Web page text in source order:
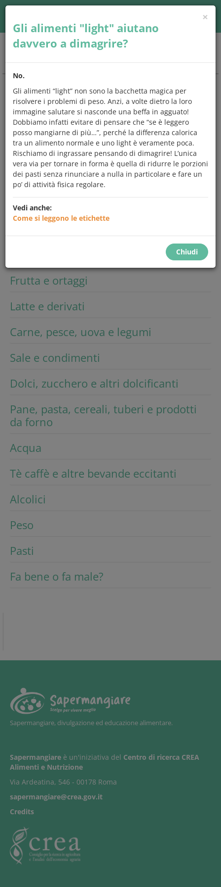
CHIEDOEMANGIO
Una risposta atutto quello che
avrestisemprevoluto chiederesugli
alimenti e l'alimentazione.
Scegli un argomento che preferisci,controlla se tra le
domande c'è quella che ti interessae leggi subito la
risposta,oppure prova a digitare una parola
Cerca
Frutta e ortaggi
Latte e derivati
Carne, pesce, uova e legumi
Sale e condimenti
Dolci, zucchero e altri dolcificanti
Pane, pasta, cereali, tuberi e prodotti
da forno
Acqua
Tè caffè e altre bevande eccitanti
Alcolici
Peso
Pasti
Fa bene o fa male?
Sapermangiare, divulgazione ed educazione alimentare.
Sapermangiare è un'iniziativa del Centro di ricerca CREA
Alimenti e Nutrizione
Via Ardeatina, 546 - 00178 Roma
sapermangiare@crea.gov.it
Credits
×
Gli alimenti "light" aiutano
davvero a dimagrire?
No.
Gli alimenti “light” non sono la bacchetta magica per
risolvere i problemi di peso. Anzi, a volte dietro la loro
immagine salutare si nasconde una beffa in agguato!
Dobbiamo infatti evitare di pensare che “se è leggero
posso mangiarne di più…”, perché la differenza calorica
tra un alimento normale e uno light è veramente poca.
Rischiamo di ingrassare pensando di dimagrire! L’unica
vera via per tornare in forma è quella di ridurre le porzioni
dei pasti senza rinunciare a nulla in particolare e fare un
po’ di attività fisica regolare.
Vedi anche:
Come si leggono le etichette
Chiudi